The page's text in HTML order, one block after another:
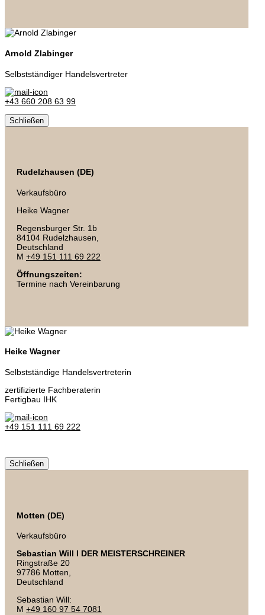
Arnold Zlabinger
Selbstständiger Handelsvertreter
+43 660 208 63 99
Schließen
Rudelzhausen (DE)
Verkaufsbüro
Heike Wagner
Regensburger Str. 1b
84104 Rudelzhausen,
Deutschland
M +49 151 111 69 222
Öffnungszeiten:
Termine nach Vereinbarung
Heike Wagner
Selbstständige Handelsvertreterin
zertifizierte Fachberaterin
Fertigbau IHK
+49 151 111 69 222
Schließen
Motten (DE)
Verkaufsbüro
Sebastian Will I DER MEISTERSCHREINER
Ringstraße 20
97786 Motten,
Deutschland
Sebastian Will:
M +49 160 97 54 7081